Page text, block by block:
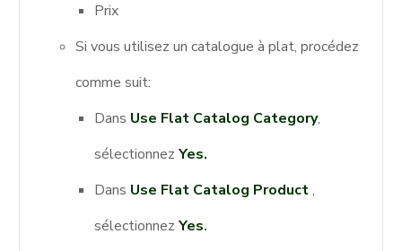
Prix
Si vous utilisez un catalogue à plat, procédez
comme suit:
Dans Use Flat Catalog Category,
sélectionnez Yes.
Dans Use Flat Catalog Product,
sélectionnez Yes.